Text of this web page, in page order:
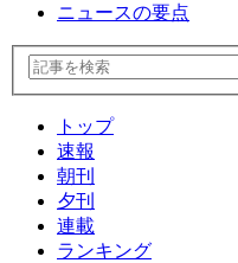
ニュースの要点
トップ
速報
朝刊
夕刊
連載
ランキング